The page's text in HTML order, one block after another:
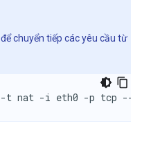
để chuyển tiếp các yêu cầu từ